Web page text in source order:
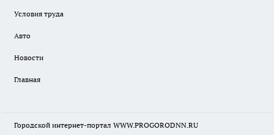
Условия труда
Авто
Новости
Главная
Городской интернет-портал WWW.PROGORODNN.RU